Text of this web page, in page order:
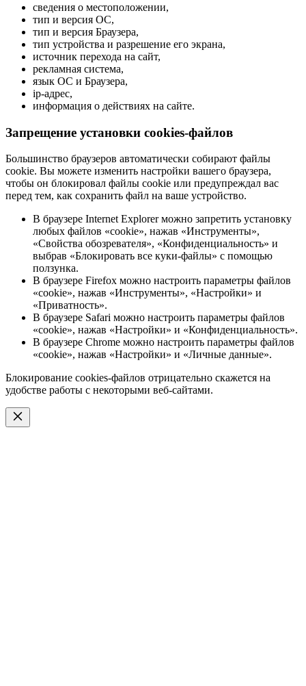
сведения о местоположении,
тип и версия ОС,
тип и версия Браузера,
тип устройства и разрешение его экрана,
источник перехода на сайт,
рекламная система,
язык ОС и Браузера,
ip-адрес,
информация о действиях на сайте.
Запрещение установки cookies-файлов
Большинство браузеров автоматически собирают файлы
cookie. Вы можете изменить настройки вашего браузера,
чтобы он блокировал файлы cookie или предупреждал вас
перед тем, как сохранить файл на ваше устройство.
В браузере Internet Explorer можно запретить установку
любых файлов «cookie», нажав «Инструменты»,
«Свойства обозревателя», «Конфиденциальность» и
выбрав «Блокировать все куки-файлы» с помощью
ползунка.
В браузере Firefox можно настроить параметры файлов
«cookie», нажав «Инструменты», «Настройки» и
«Приватность».
В браузере Safari можно настроить параметры файлов
«cookie», нажав «Настройки» и «Конфиденциальность».
В браузере Chrome можно настроить параметры файлов
«cookie», нажав «Настройки» и «Личные данные».
Блокирование cookies-файлов отрицательно скажется на
удобстве работы с некоторыми веб-сайтами.